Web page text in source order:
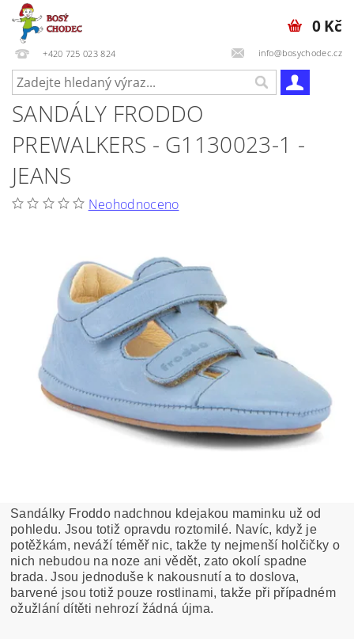
+420 725 023 824 info@bosychodec.cz
0 Kč
SANDÁLY FRODDO
PREWALKERS - G1130023-1 -
JEANS
Neohodnoceno
Sandálky Froddo nadchnou kdejakou maminku už od
pohledu. Jsou totiž opravdu roztomilé. Navíc, když je
potěžkám, neváží téměř nic, takže ty nejmenší holčičky o
nich nebudou na noze ani vědět, zato okolí spadne
brada. Jsou jednoduše k nakousnutí a to doslova,
barvené jsou totiž pouze rostlinami, takže při případném
ožužlání dítěti nehrozí žádná újma.